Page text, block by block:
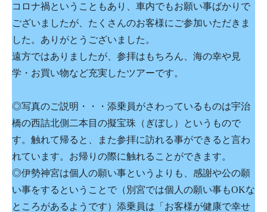
コロナ禍ということもあり、車内でもお願い事ばかりで
ございましたが、たくさんのお客様にご参加いただきま
した。ありがとうございました。
遠方ではありましたが、参拝はもちろん、海の幸や見
学・お買い物など充実したツアーです。
◎写真のご説明・・・添乗員がさわっているものは宇治
橋の西詰北側二本目の擬宝珠（ぎぼし）というもので
す。触れて帰ると、また参拝に訪れる事ができると言わ
れています。お帰りの際に触れることができます。
◎伊勢神宮は個人の願い事というよりも、感謝や公の願
い事をするということで（別宮では個人の願い事もOKな
ところがあるようです）添乗員は「お客様が健康で幸せ